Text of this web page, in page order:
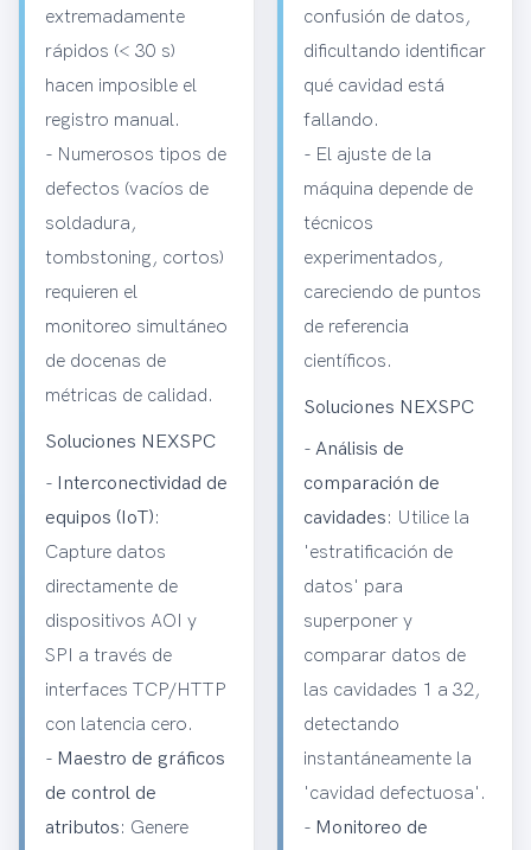
extremadamente
rápidos (< 30 s)
hacen imposible el
registro manual.
- Numerosos tipos de
defectos (vacíos de
soldadura,
tombstoning, cortos)
requieren el
monitoreo simultáneo
de docenas de
métricas de calidad.
Soluciones NEXSPC
- Interconectividad de
equipos (IoT):
Capture datos
directamente de
dispositivos AOI y
SPI a través de
interfaces TCP/HTTP
con latencia cero.
- Maestro de gráficos
de control de
atributos: Genere
confusión de datos,
dificultando identificar
qué cavidad está
fallando.
- El ajuste de la
máquina depende de
técnicos
experimentados,
careciendo de puntos
de referencia
científicos.
Soluciones NEXSPC
- Análisis de
comparación de
cavidades: Utilice la
'estratificación de
datos' para
superponer y
comparar datos de
las cavidades 1 a 32,
detectando
instantáneamente la
'cavidad defectuosa'.
- Monitoreo de